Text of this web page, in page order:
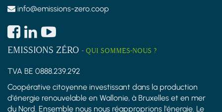
info@emissions-zero.coop
EMISSIONS ZÉRO - QUI SOMMES-NOUS ?
TVA BE 0888.239.292
Coopérative citoyenne investissant dans la production
d'énergie renouvelable en Wallonie, à Bruxelles et en mer
du Nord. Ensemble nous nous réapproprions l'énergie. Le